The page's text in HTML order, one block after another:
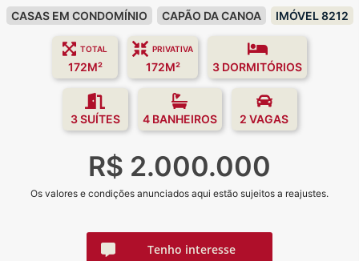
CASAS EM CONDOMÍNIO CAPÃO DA CANOA IMÓVEL 8212
TOTAL
172M²
PRIVATIVA
172M² 3 DORMITÓRIOS
3 SUÍTES 4 BANHEIROS 2 VAGAS
R$ 2.000.000
Os valores e condições anunciados aqui estão sujeitos a reajustes.
Tenho interesse